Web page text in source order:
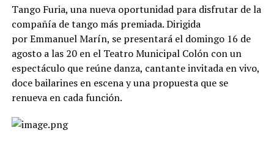
Tango Furia, una nueva oportunidad para disfrutar de la
compañía de tango más premiada. Dirigida
por Emmanuel Marín, se presentará el domingo 16 de
agosto a las 20 en el Teatro Municipal Colón con un
espectáculo que reúne danza, cantante invitada en vivo,
doce bailarines en escena y una propuesta que se
renueva en cada función.